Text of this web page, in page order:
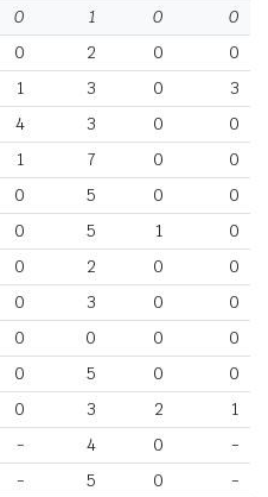
0 1 0
0
0 2 0
0
1 3 0
3
4 3 0
0
1 7 0
0
0 5 0
0
0 5 1
0
0 2 0
0
0 3 0
0
0 0 0
0
0 5 0
0
0 3 2
1
- 4 0
-
- 5 0
-